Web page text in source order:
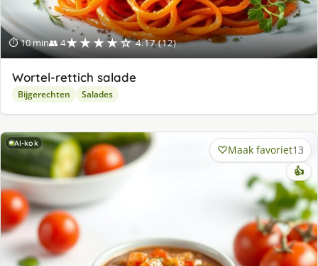
⏱ 10 min👥 4★★★★☆ 4.17 (12)
Wortel-rettich salade
Bijgerechten Salades
AI-kok Maak favoriet13
👍